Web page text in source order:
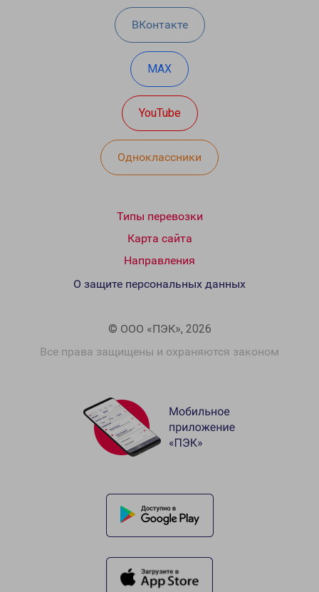
ВКонтакте
MAX
YouTube
Одноклассники
Типы перевозки
Карта сайта
Направления
© ООО «ПЭК», 2026
Все права защищены и охраняются законом
О защите персональных данных